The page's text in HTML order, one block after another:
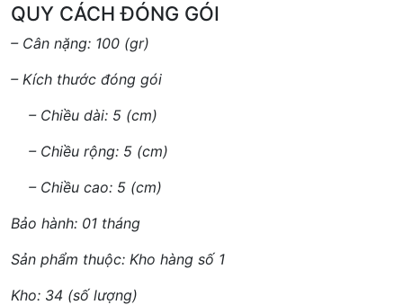
QUY CÁCH ĐÓNG GÓI
– Cân nặng: 100 (gr)
– Kích thước đóng gói
– Chiều dài: 5 (cm)
– Chiều rộng: 5 (cm)
– Chiều cao: 5 (cm)
Bảo hành: 01 tháng
Sản phẩm thuộc: Kho hàng số 1
Kho: 34 (số lượng)